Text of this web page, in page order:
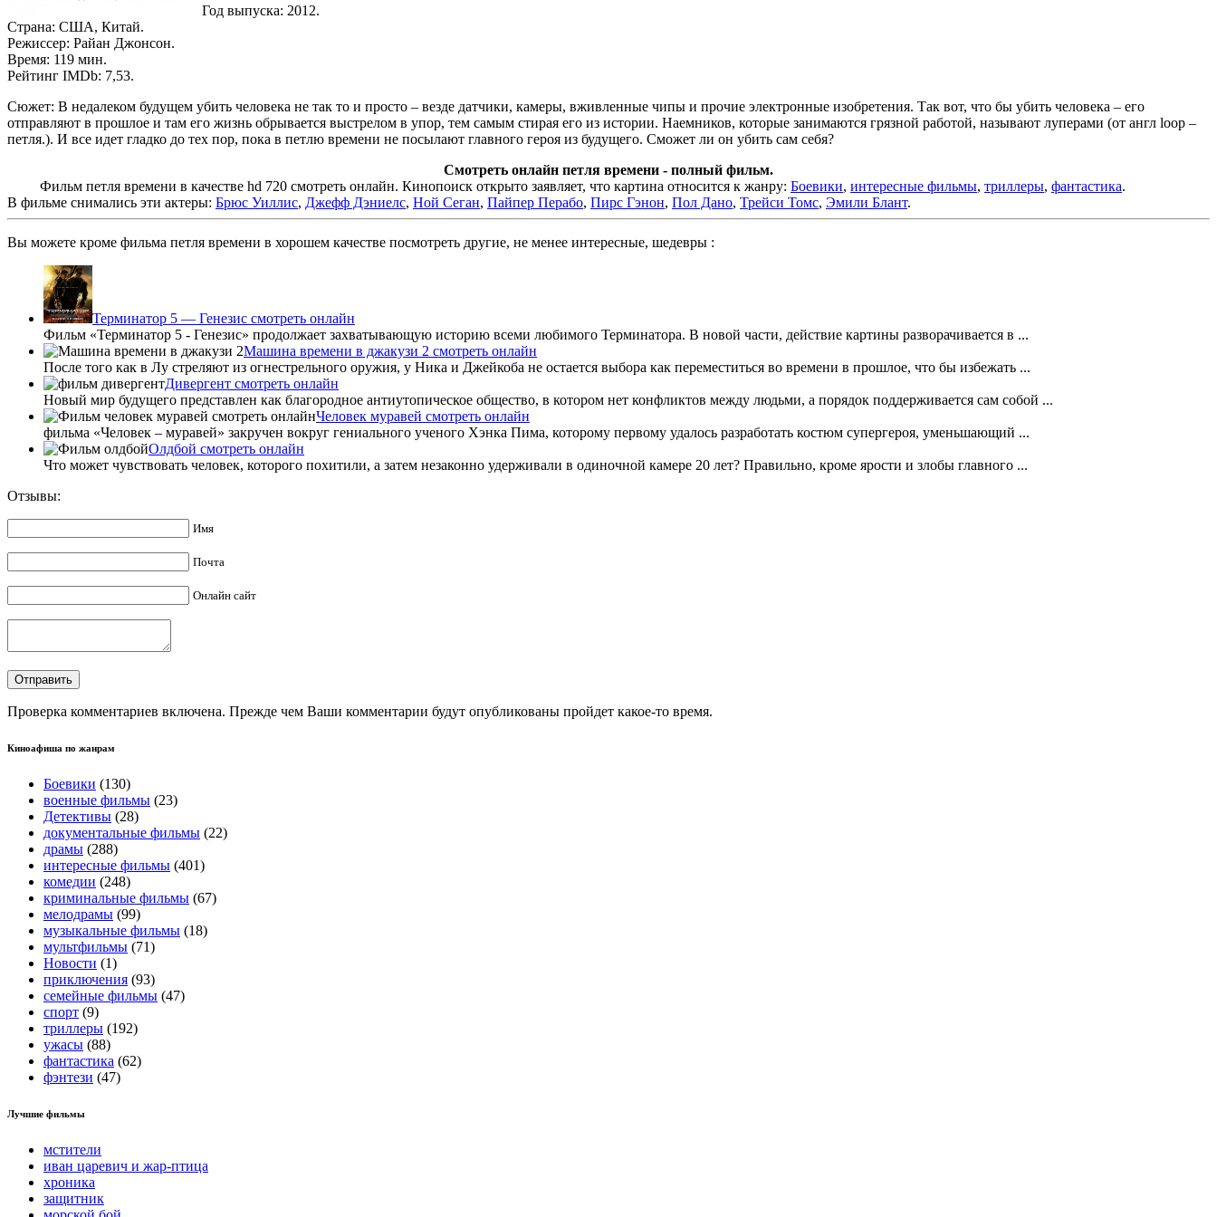
Год выпуска: 2012.
Страна: США, Китай.
Режиссер: Райан Джонсон.
Время: 119 мин.
Рейтинг IMDb: 7,53.
Сюжет: В недалеком будущем убить человека не так то и просто – везде датчики, камеры, вживленные чипы и прочие электронные изобретения. Так вот, что бы убить человека – его
отправляют в прошлое и там его жизнь обрывается выстрелом в упор, тем самым стирая его из истории. Наемников, которые занимаются грязной работой, называют луперами (от англ loop –
петля.). И все идет гладко до тех пор, пока в петлю времени не посылают главного героя из будущего. Сможет ли он убить сам себя?
Смотреть онлайн петля времени - полный фильм.
Фильм петля времени в качестве hd 720 смотреть онлайн. Кинопоиск открыто заявляет, что картина относится к жанру: Боевики, интересные фильмы, триллеры, фантастика.
В фильме снимались эти актеры: Брюс Уиллис, Джефф Дэниелс, Ной Сеган, Пайпер Перабо, Пирс Гэнон, Пол Дано, Трейси Томс, Эмили Блант.
Вы можете кроме фильма петля времени в хорошем качестве посмотреть другие, не менее интересные, шедевры :
Терминатор 5 — Генезис смотреть онлайн
Фильм «Терминатор 5 - Генезис» продолжает захватывающую историю всеми любимого Терминатора. В новой части, действие картины разворачивается в ...
Машина времени в джакузи 2 смотреть онлайн
После того как в Лу стреляют из огнестрельного оружия, у Ника и Джейкоба не остается выбора как переместиться во времени в прошлое, что бы избежать ...
Дивергент смотреть онлайн
Новый мир будущего представлен как благородное антиутопическое общество, в котором нет конфликтов между людьми, а порядок поддерживается сам собой ...
Человек муравей смотреть онлайн
фильма «Человек – муравей» закручен вокруг гениального ученого Хэнка Пима, которому первому удалось разработать костюм супергероя, уменьшающий ...
Олдбой смотреть онлайн
Что может чувствовать человек, которого похитили, а затем незаконно удерживали в одиночной камере 20 лет? Правильно, кроме ярости и злобы главного ...
Отзывы:
Имя
Почта
Онлайн сайт
Проверка комментариев включена. Прежде чем Ваши комментарии будут опубликованы пройдет какое-то время.
Киноафиша по жанрам
Боевики (130)
военные фильмы (23)
Детективы (28)
документальные фильмы (22)
драмы (288)
интересные фильмы (401)
комедии (248)
криминальные фильмы (67)
мелодрамы (99)
музыкальные фильмы (18)
мультфильмы (71)
Новости (1)
приключения (93)
семейные фильмы (47)
спорт (9)
триллеры (192)
ужасы (88)
фантастика (62)
фэнтези (47)
Лучшие фильмы
мстители
иван царевич и жар-птица
хроника
защитник